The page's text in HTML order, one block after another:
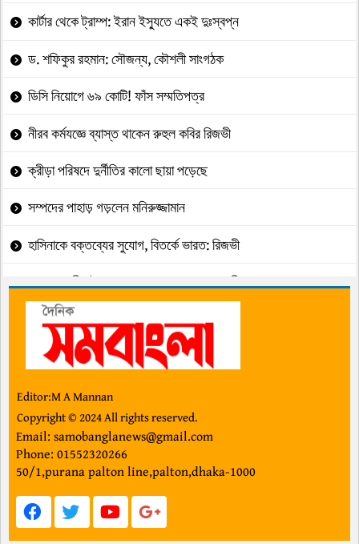
কার্টার থেকে ট্রাম্প: ইরান ইস্যুতে একই দুঃস্বপ্ন
ড. শফিকুর রহমান: সৌজন্য, কৌশলী সাংগঠক
ডিসি নিয়োগে ৬৯ কোটি! ফাঁস সম্মতিপত্র
নীরব কর্মযজ্ঞে ব্যাস্ত থাকেন রুহুল কবির রিজভী
ক্রীড়া পরিষদে দুর্নীতির কালো ছায়া পড়েছে
সম্পদের পাহাড় গড়লেন মনিরুজ্জামান
হাসিনাকে বক্তব্যের সুযোগ, বিতর্কে ভারত: রিজভী
অপ্রয়োজনীয় ইস্যু এড়ানোর আহ্বান প্রধানমন্ত্রীর
২ কোটি ৪৬ লাখ টাকার তিন পাজেরো উদাও
জুলাই গণ-অভ্যুত্থানের কৃতিত্ব জনগণের"
ছাত্রদল-শিবির দ্বন্দ্বে উত্তপ্ত ক্যাম্পাসগুলো
গল্প” মায়া”
ইউসুফের ইশারায় চলছে মুদ্রণ অধিদপ্তর
প্রধানমন্ত্রীর সঙ্গে মার্কিন নৌবহর কমান্ডারের সাক্ষাৎ
Editor:M A Mannan
Copyright © 2024 All rights reserved.
Email: samobanglanews@gmail.com
Phone: 01552320266
50/1,purana palton line,palton,dhaka-1000